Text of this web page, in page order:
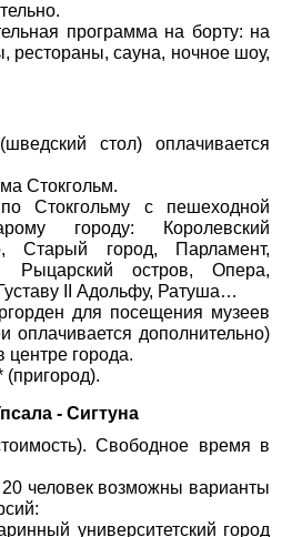
программа на борту: на
рестораны, сауна, ночное шоу,
стол) оплачивается
Стокгольм.
Стокгольму с пешеходной
городу: Королевский
Старый город, Парламент,
Рыцарский остров, Опера,
II Адольфу, Ратуша…
для посещения музеев
оплачивается дополнительно)
центре города.
- Сигтуна
Свободное время в
человек возможны варианты
университетский город